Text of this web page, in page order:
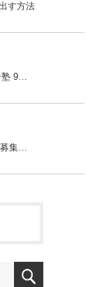
す方法
塾 9…
募集…